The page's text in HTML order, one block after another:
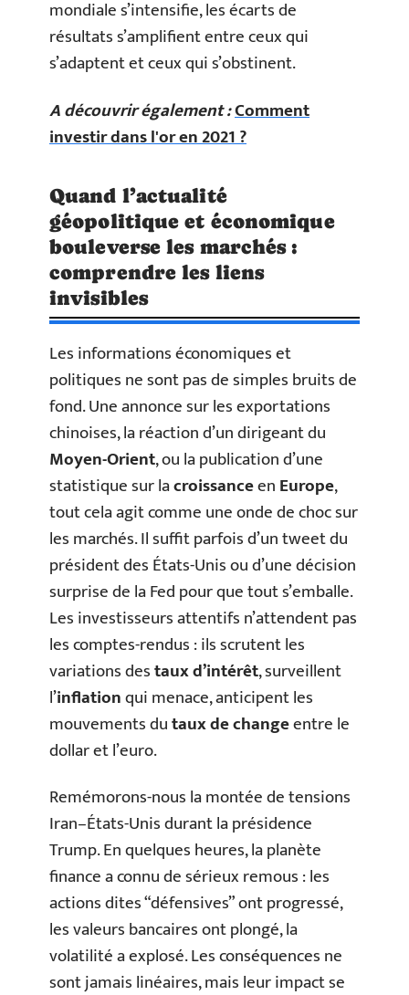
mondiale s’intensifie, les écarts de
résultats s’amplifient entre ceux qui
s’adaptent et ceux qui s’obstinent.
A découvrir également :Comment
investir dans l'or en 2021 ?
Quand l’actualité
géopolitique et économique
bouleverse les marchés :
comprendre les liens
invisibles
Les informations économiques et
politiques ne sont pas de simples bruits de
fond. Une annonce sur les exportations
chinoises, la réaction d’un dirigeant du
Moyen-Orient, ou la publication d’une
statistique sur lacroissanceenEurope,
tout cela agit comme une onde de choc sur
les marchés. Il suffit parfois d’un tweet du
président des États-Unis ou d’une décision
surprise de la Fed pour que tout s’emballe.
Les investisseurs attentifs n’attendent pas
les comptes-rendus : ils scrutent les
variations destaux d’intérêt, surveillent
l’inflationqui menace, anticipent les
mouvements dutaux de changeentre le
dollar et l’euro.
Remémorons-nous la montée de tensions
Iran–États-Unis durant la présidence
Trump. En quelques heures, la planète
finance a connu de sérieux remous : les
actions dites “défensives” ont progressé,
les valeurs bancaires ont plongé, la
volatilité a explosé. Les conséquences ne
sont jamais linéaires, mais leur impact se